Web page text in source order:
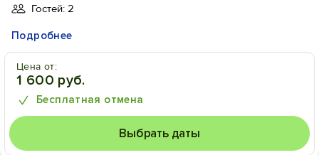
Гостей: 2
Подробнее
Цена от:
1 600 руб.
Бесплатная отмена
Выбрать даты